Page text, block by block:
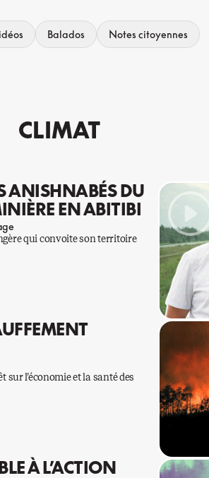
Balados Notes citoyennes
CLIMAT
ANISHNABÉS DU
EN ABITIBI
qui convoite son territoire
l’économie et la santé des
À L’ACTION